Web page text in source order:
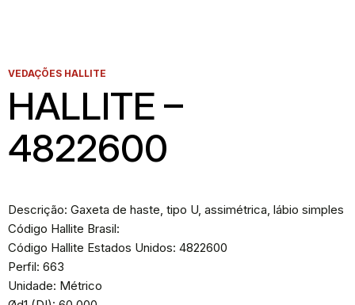
VEDAÇÕES HALLITE
HALLITE –
4822600
Descrição: Gaxeta de haste, tipo U, assimétrica, lábio simples
Código Hallite Brasil:
Código Hallite Estados Unidos: 4822600
Perfil: 663
Unidade: Métrico